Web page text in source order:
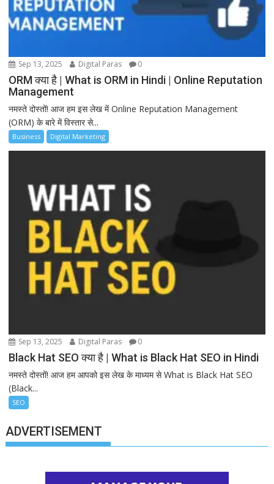
Sep 13, 2025 Digital Paras 0
ORM क्या है | What is ORM in Hindi | Online Reputation
Management
नमस्ते दोस्तों! आज हम इस लेख में Online Reputation Management
(ORM) के बारे में विस्तार से...
Business Digital Marketing
Sep 13, 2025 Digital Paras 0
Black Hat SEO क्या है | What is Black Hat SEO in Hindi
नमस्ते दोस्तों! आज हम आपको इस लेख के माध्यम से What is Black Hat SEO
(Black...
SEO
ADVERTISEMENT